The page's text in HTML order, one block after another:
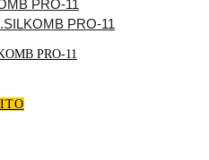
PRO-11